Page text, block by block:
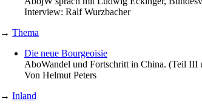
Interview: Ralf Wurzbacher
→ Thema
Die neue Bourgeoisie
AboWandel und Fortschritt in China. (Teil III
Von Helmut Peters
→ Inland